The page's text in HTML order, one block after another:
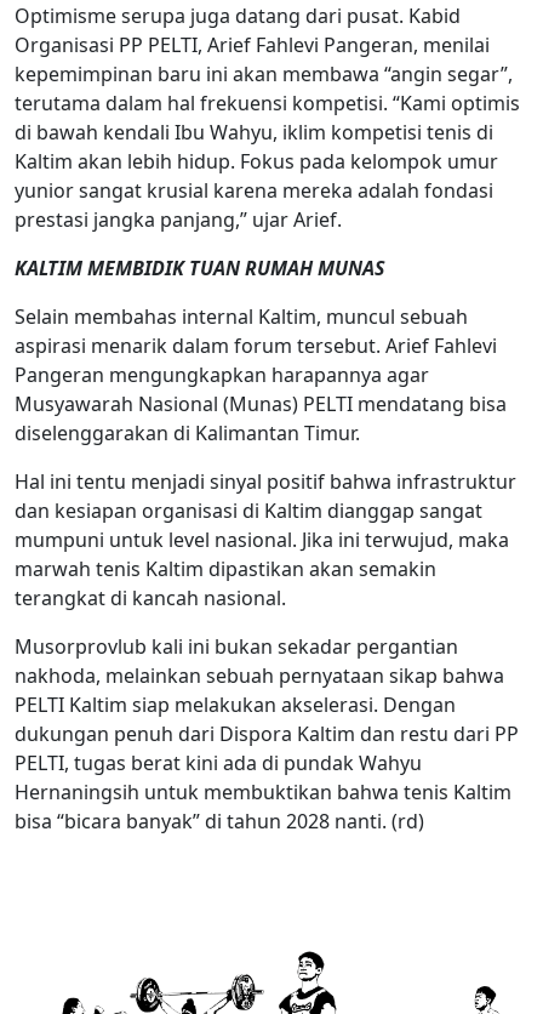
Optimisme serupa juga datang dari pusat. Kabid
Organisasi PP PELTI, Arief Fahlevi Pangeran, menilai
kepemimpinan baru ini akan membawa “angin segar”,
terutama dalam hal frekuensi kompetisi. “Kami optimis
di bawah kendali Ibu Wahyu, iklim kompetisi tenis di
Kaltim akan lebih hidup. Fokus pada kelompok umur
yunior sangat krusial karena mereka adalah fondasi
prestasi jangka panjang,” ujar Arief.
KALTIM MEMBIDIK TUAN RUMAH MUNAS
Selain membahas internal Kaltim, muncul sebuah
aspirasi menarik dalam forum tersebut. Arief Fahlevi
Pangeran mengungkapkan harapannya agar
Musyawarah Nasional (Munas) PELTI mendatang bisa
diselenggarakan di Kalimantan Timur.
Hal ini tentu menjadi sinyal positif bahwa infrastruktur
dan kesiapan organisasi di Kaltim dianggap sangat
mumpuni untuk level nasional. Jika ini terwujud, maka
marwah tenis Kaltim dipastikan akan semakin
terangkat di kancah nasional.
Musorprovlub kali ini bukan sekadar pergantian
nakhoda, melainkan sebuah pernyataan sikap bahwa
PELTI Kaltim siap melakukan akselerasi. Dengan
dukungan penuh dari Dispora Kaltim dan restu dari PP
PELTI, tugas berat kini ada di pundak Wahyu
Hernaningsih untuk membuktikan bahwa tenis Kaltim
bisa “bicara banyak” di tahun 2028 nanti. (rd)